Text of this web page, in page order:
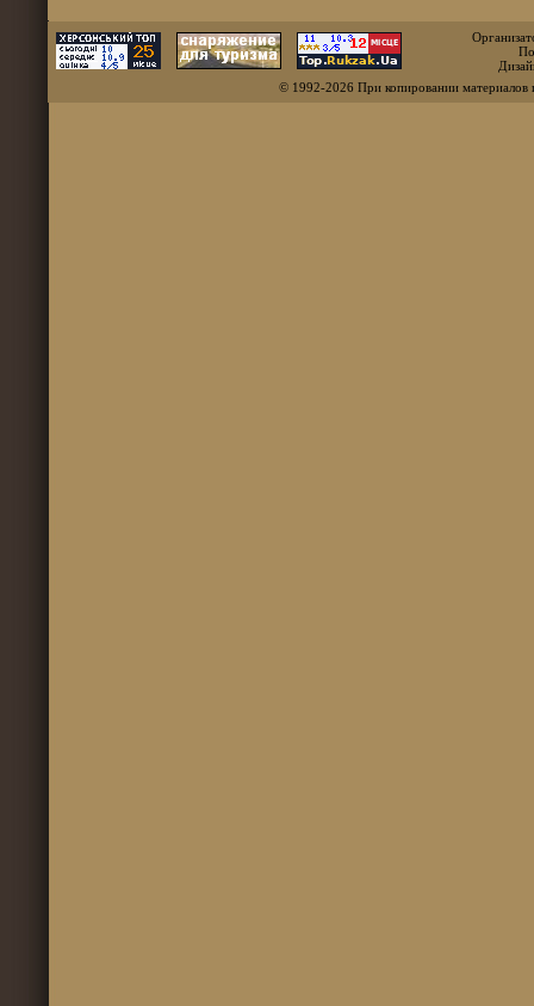
© 1992-2026 При копировании материалов